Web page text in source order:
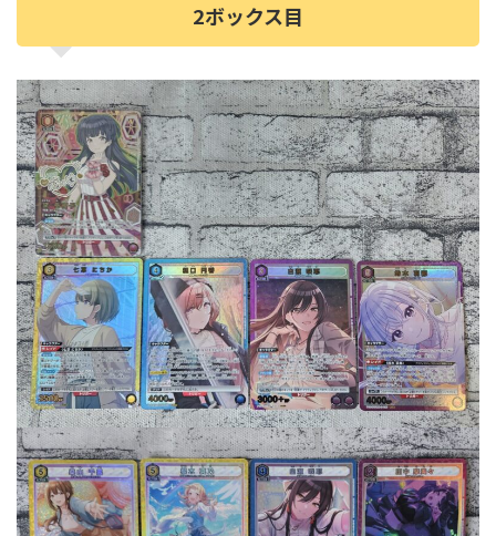
2ボックス目